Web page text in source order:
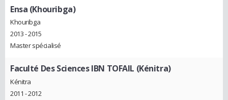
Ensa (Khouribga)
Khouribga
2013 - 2015
Master spécialisé
Faculté Des Sciences IBN TOFAIL (Kénitra)
Kénitra
2011 - 2012